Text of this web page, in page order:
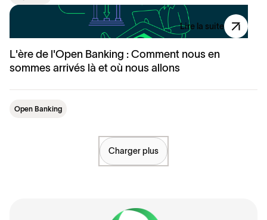
Lire la suite
L'ère de l'Open Banking : Comment nous en
sommes arrivés là et où nous allons
Open Banking
Charger plus